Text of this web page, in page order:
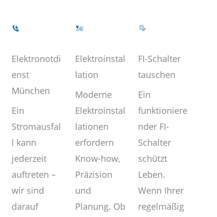
Elektronotdi
enst
München
Ein
Stromausfal
l kann
jederzeit
auftreten –
wir sind
darauf
Elektroinstal
lation
Moderne
Elektroinstal
lationen
erfordern
Know-how,
Präzision
und
Planung. Ob
FI-Schalter
tauschen
Ein
funktioniere
nder FI-
Schalter
schützt
Leben.
Wenn Ihrer
regelmäßig